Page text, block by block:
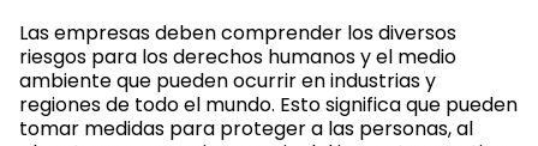
Las empresas deben comprender los diversos
riesgos para los derechos humanos y el medio
ambiente que pueden ocurrir en industrias y
regiones de todo el mundo. Esto significa que pueden
tomar medidas para proteger a las personas, al